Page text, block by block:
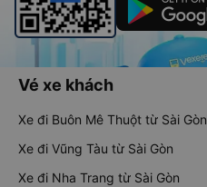
Vé xe khách
Xe đi Buôn Mê Thuột từ Sài Gòn
Xe đi Vũng Tàu từ Sài Gòn
Xe đi Nha Trang từ Sài Gòn